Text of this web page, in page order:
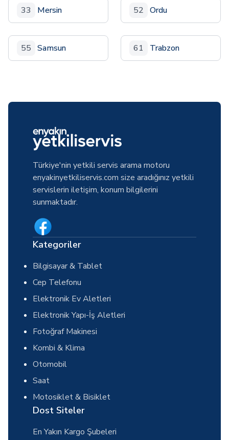
33 Mersin 52 Ordu
55 Samsun 61 Trabzon
Türkiye'nin yetkili servis arama motoru
enyakinyetkiliservis.com size aradığınız yetkili
servislerin iletişim, konum bilgilerini
sunmaktadır.
Kategoriler
Bilgisayar & Tablet
Cep Telefonu
Elektronik Ev Aletleri
Elektronik Yapı-İş Aletleri
Fotoğraf Makinesi
Kombi & Klima
Otomobil
Saat
Motosiklet & Bisiklet
Dost Siteler
En Yakın Kargo Şubeleri